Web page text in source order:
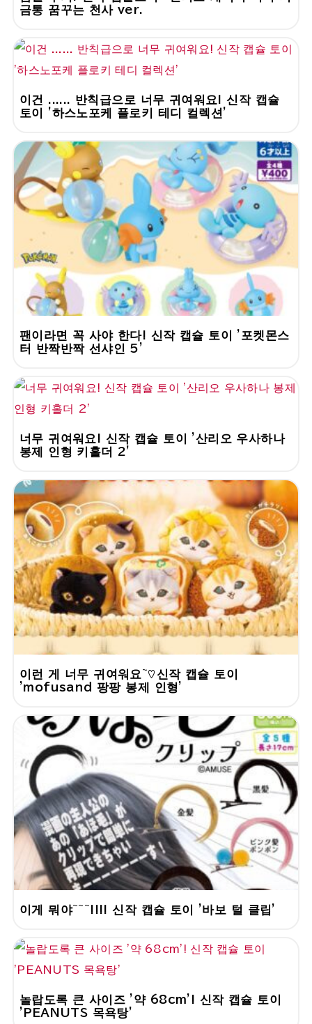
금통 꿈꾸는 천사 ver.
이건 ...... 반칙급으로 너무 귀여워요! 신작 캡슐
토이 '하스노포케 플로키 테디 컬렉션'
팬이라면 꼭 사야 한다! 신작 캡슐 토이 '포켓몬스
터 반짝반짝 선샤인 5'
너무 귀여워요! 신작 캡슐 토이 '산리오 우사하나
봉제 인형 키홀더 2'
이런 게 너무 귀여워요~♡신작 캡슐 토이
'mofusand 팡팡 봉제 인형'
이게 뭐야~~~!!!! 신작 캡슐 토이 '바보 털 클립'
놀랍도록 큰 사이즈 '약 68cm'! 신작 캡슐 토이
'PEANUTS 목욕탕'